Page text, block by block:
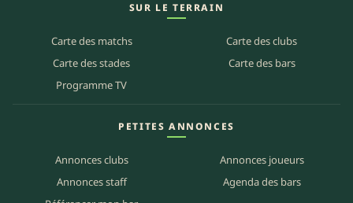
SUR LE TERRAIN
Carte des matchs
Carte des clubs
Carte des stades
Carte des bars
Programme TV
PETITES ANNONCES
Annonces clubs
Annonces joueurs
Annonces staff
Agenda des bars